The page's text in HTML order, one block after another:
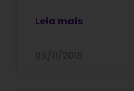
Leia mais